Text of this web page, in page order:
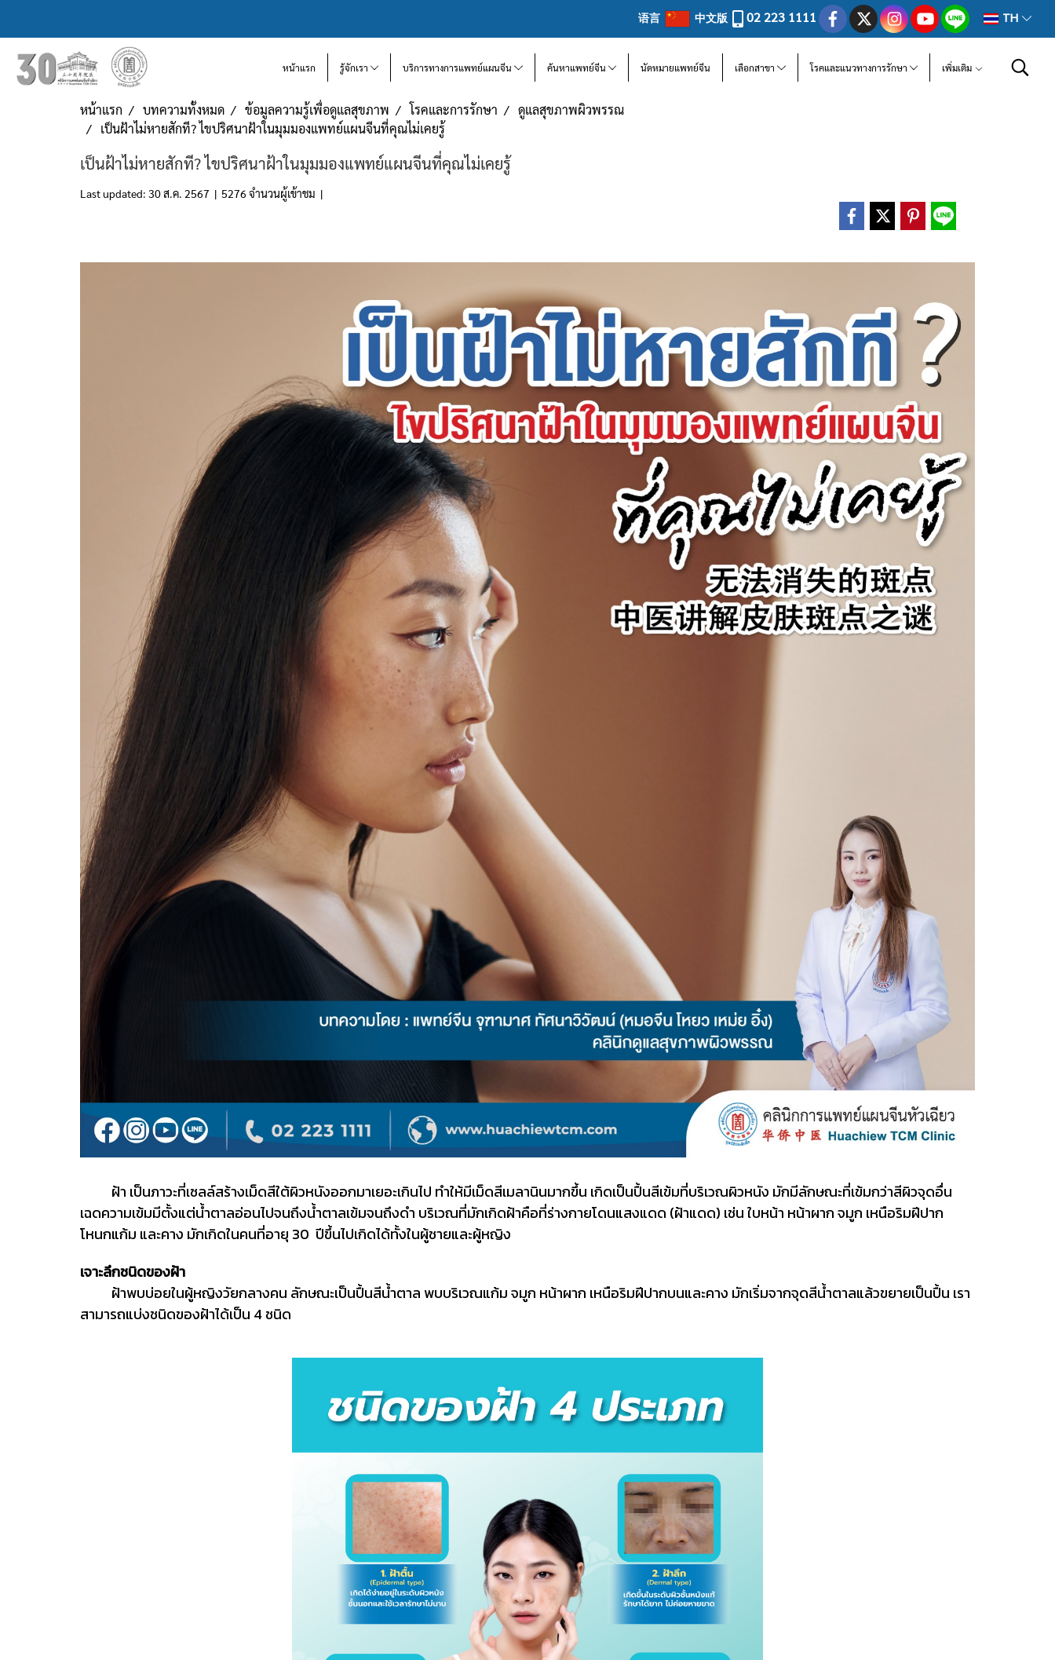
语言 中文版 02 223 1111 TH
หน้าแรก รู้จักเรา บริการทางการแพทย์แผนจีน ค้นหาแพทย์จีน นัดหมายแพทย์จีน เลือกสาขา โรคและแนวทางการรักษา เพิ่มเติม
หน้าแรก บทความทั้งหมด ข้อมูลความรู้เพื่อดูแลสุขภาพ โรคและการรักษา
ดูแลสุขภาพผิวพรรณ
เป็นฝ้าไม่หายสักที? ไขปริศนาฝ้าในมุมมองแพทย์แผนจีนที่คุณไม่เคยรู้
เป็นฝ้าไม่หายสักที? ไขปริศนาฝ้าในมุมมองแพทย์แผนจีนที่คุณไม่เคยรู้
Last updated: 30 ส.ค. 2567 | 5276 จำนวนผู้เข้าชม |
ฝ้า เป็นภาวะที่เซลล์สร้างเม็ดสีใต้ผิวหนังออกมาเยอะเกินไป ทำให้มีเม็ดสีเมลานินมากขึ้น เกิดเป็นปื้นสีเข้มที่บริเวณผิวหนัง มักมีลักษณะที่เข้มกว่าสีผิวจุดอื่น
เฉดความเข้มมีตั้งแต่น้ำตาลอ่อนไปจนถึงน้ำตาลเข้มจนถึงดำ บริเวณที่มักเกิดฝ้าคือที่ร่างกายโดนแสงแดด (ฝ้าแดด) เช่น ใบหน้า หน้าผาก จมูก เหนือริมฝีปาก
โหนกแก้ม และคาง มักเกิดในคนที่อายุ 30 ปีขึ้นไปเกิดได้ทั้งในผู้ชายและผู้หญิง
เจาะลึกชนิดของฝ้า
ฝ้าพบบ่อยในผู้หญิงวัยกลางคน ลักษณะเป็นปื้นสีน้ำตาล พบบริเวณแก้ม จมูก หน้าผาก เหนือริมฝีปากบนและคาง มักเริ่มจากจุดสีน้ำตาลแล้วขยายเป็นปื้น เรา
สามารถแบ่งชนิดของฝ้าได้เป็น 4 ชนิด